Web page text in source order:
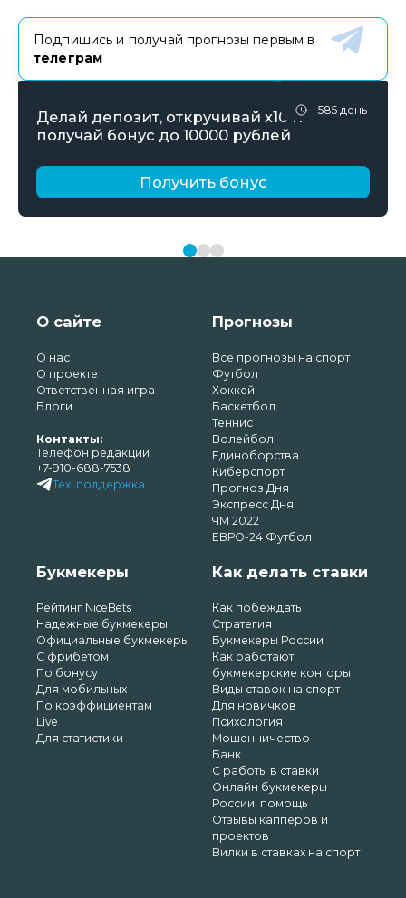
Подпишись и получай прогнозы первым в
телеграм
-585 день
Делай депозит, откручивай х10 и
получай бонус до 10000 рублей
Получить бонус
О сайте
О нас
О проекте
Ответственная игра
Блоги
Контакты:
Телефон редакции
+7-910-688-7538
Тех. поддержка
Прогнозы
Все прогнозы на спорт
Футбол
Хоккей
Баскетбол
Теннис
Волейбол
Единоборства
Киберспорт
Прогноз Дня
Экспресс Дня
ЧМ 2022
ЕВРО-24 Футбол
Букмекеры
Рейтинг NiceBets
Надежные букмекеры
Официальные букмекеры
С фрибетом
По бонусу
Для мобильных
По коэффициентам
Live
Для статистики
Как делать ставки
Как побеждать
Стратегия
Букмекеры России
Как работают
букмекерские конторы
Виды ставок на спорт
Для новичков
Психология
Мошенничество
Банк
С работы в ставки
Онлайн букмекеры
России: помощь
Отзывы капперов и
проектов
Вилки в ставках на спорт